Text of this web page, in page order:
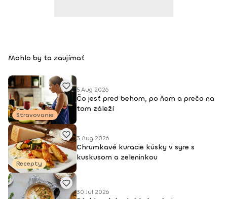
Mohlo by ťa zaujímať
Stravovanie
5 Aug 2026
Čo jesť pred behom, po ňom a prečo na
tom záleží
Recepty
3 Aug 2026
Chrumkavé kuracie kúsky v syre s
kuskusom a zeleninkou
30 Júl 2026